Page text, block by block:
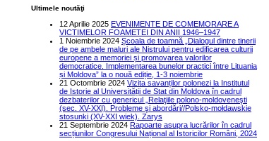
Ultimele noutăţi
12 Aprilie 2025 EVENIMENTE DE COMEMORARE A
VICTIMELOR FOAMETEI DIN ANII 1946–1947
1 Noiembrie 2024 Școala de toamnă „Dialogul dintre tinerii
de pe ambele maluri ale Nistrului pentru edificarea culturii
europene a memoriei și promovarea valorilor
democratice. Implementarea bunelor practici între Lituania
și Moldova” la o nouă ediție, 1-3 noiembrie
21 Octombrie 2024 Vizita savanților polonezi la Institutul
de Istorie al Universității de Stat din Moldova în cadrul
dezbaterilor cu genericul „Relaţiile polono-moldoveneşti
(sec. XV-XXI). Probleme şi abordări//Polsko-mołdawskie
stosunki (XV-XXI wiek). Zarys
21 Septembrie 2024 Rapoarte asupra lucrărilor în cadrul
secțiunilor Congresului Național al Istoricilor Români, 2024